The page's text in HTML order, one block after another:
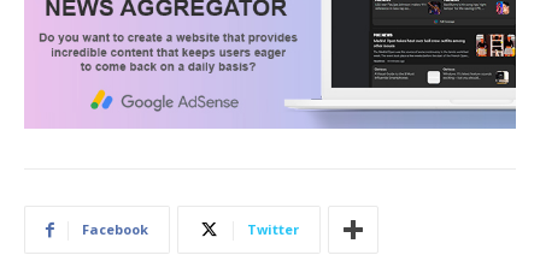
Facebook Twitter